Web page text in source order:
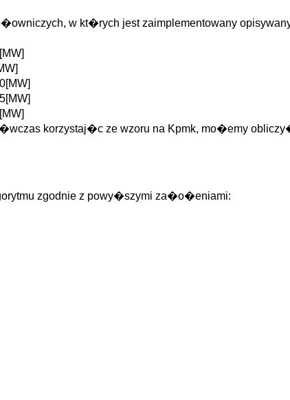
w kt�rych jest zaimplementowany
korzystaj�c ze wzoru na Kpmk, mo�emy
zgodnie z powy�szymi za�o�eniami: